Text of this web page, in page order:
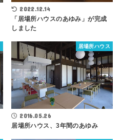
2022.12.14
「居場所ハウスのあゆみ」が完成
しました
居場所ハウス
2016.05.26
居場所ハウス、3年間のあゆみ